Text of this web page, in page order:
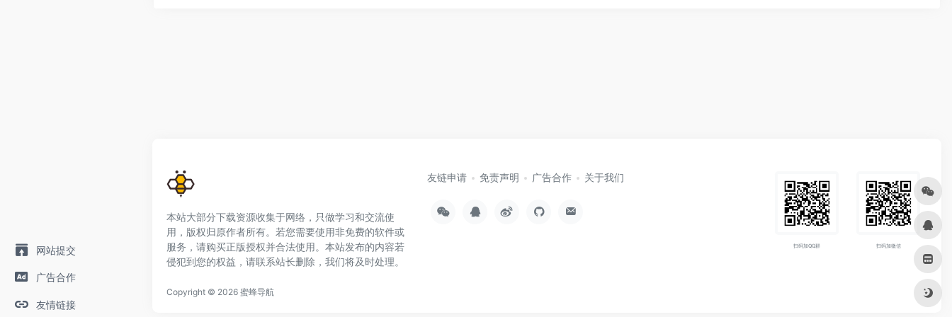
网站提交
广告合作
友情链接
本站大部分下载资源收集于网络，只做学习和交流使
用，版权归原作者所有。若您需要使用非免费的软件或
服务，请购买正版授权并合法使用。本站发布的内容若
侵犯到您的权益，请联系站长删除，我们将及时处理。
友链申请 免责声明 广告合作 关于我们
扫码加QQ群 扫码加微信
Copyright © 2026 蜜蜂导航